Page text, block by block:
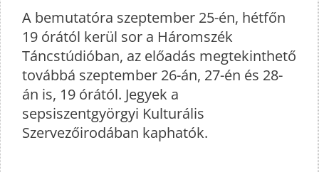
A bemutatóra szeptember 25-én, hétfőn
19 órától kerül sor a Háromszék
Táncstúdióban, az előadás megtekinthető
továbbá szeptember 26-án, 27-én és 28-
án is, 19 órától. Jegyek a
sepsiszentgyörgyi Kulturális
Szervezőirodában kaphatók.